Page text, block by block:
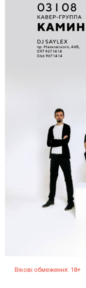
Вікові обмеження: 18+